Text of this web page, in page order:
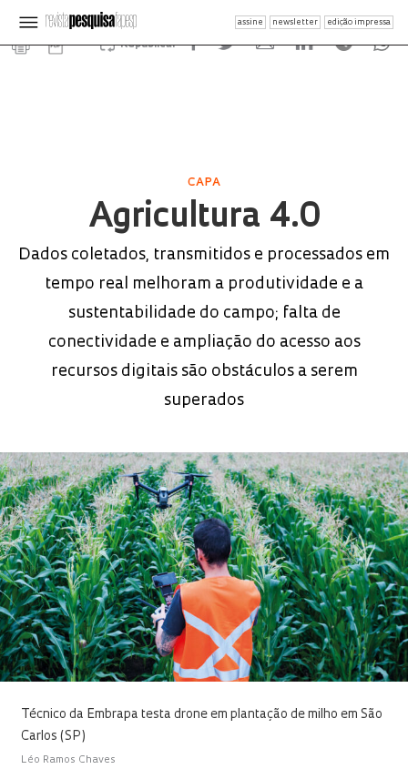
assine newsletter edição impressa
Republicar
CAPA
Agricultura 4.0
Dados coletados, transmitidos e processados em
tempo real melhoram a produtividade e a
sustentabilidade do campo; falta de
conectividade e ampliação do acesso aos
recursos digitais são obstáculos a serem
superados
Técnico da Embrapa testa drone em plantação de milho em São
Carlos (SP)
Léo Ramos Chaves